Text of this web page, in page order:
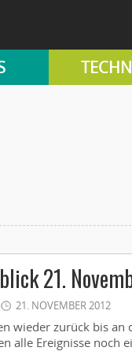
21.
21. NOVEMBER 2012
wieder zurück bis an
alle Ereignisse noch